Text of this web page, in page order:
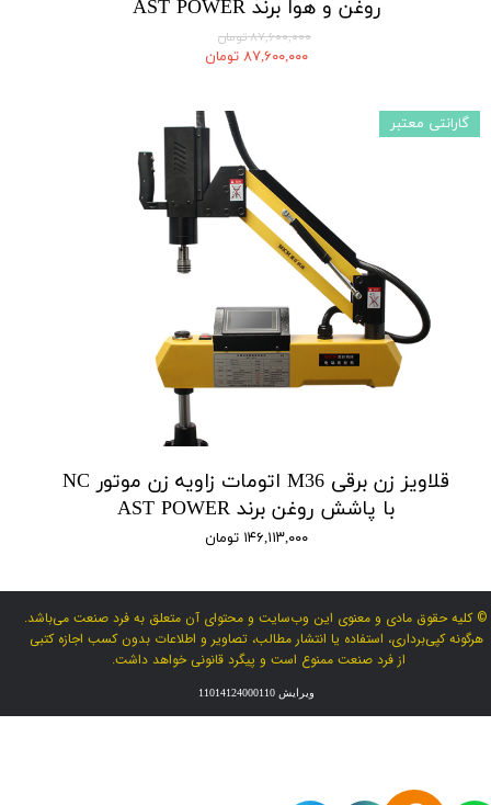
روغن و هوا برند AST POWER
۸۷,۶۰۰,۰۰۰ تومان
۸۷,۶۰۰,۰۰۰ تومان
قلاویز زن برقی M36 اتومات زاویه زن موتور NC
با پاشش روغن برند AST POWER
۱۴۶,۱۱۳,۰۰۰ تومان
گارانتی معتبر
© کلیه حقوق مادی و معنوی این وب‌سایت و محتوای آن متعلق به فرد صنعت می‌باشد.
هرگونه کپی‌برداری، استفاده یا انتشار مطالب، تصاویر و اطلاعات بدون کسب اجازه کتبی
از فرد صنعت ممنوع است و پیگرد قانونی خواهد داشت.
ویرایش 11014124000110